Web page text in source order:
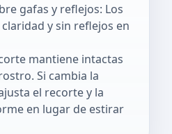
gafas y reflejos: Los
y sin reflejos en
mantiene intactas
Si cambia la
el recorte y la
en lugar de estirar